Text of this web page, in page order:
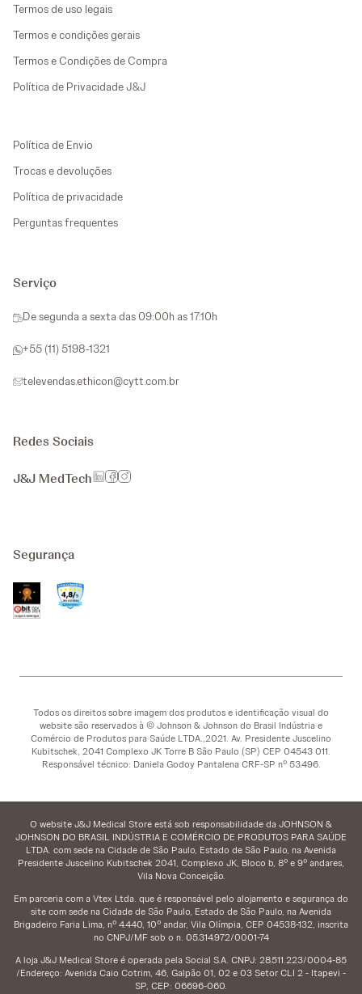
Termos de uso legais
Termos e condições gerais
Termos e Condições de Compra
Política de Privacidade J&J
Política de Envio
Trocas e devoluções
Política de privacidade
Perguntas frequentes
Serviço
De segunda a sexta das 09:00h as 17:10h
+55 (11) 5198-1321
televendas.ethicon@cytt.com.br
Redes Sociais
J&J MedTech
Segurança
Todos os direitos sobre imagem dos produtos e identificação visual do
website são reservados à © Johnson & Johnson do Brasil Indústria e
Comércio de Produtos para Saúde LTDA.,2021. Av. Presidente Juscelino
Kubitschek, 2041 Complexo JK Torre B São Paulo (SP) CEP 04543 011.
Responsável técnico: Daniela Godoy Pantalena CRF-SP nº 53.496.
O website J&J Medical Store está sob responsabilidade da JOHNSON &
JOHNSON DO BRASIL INDÚSTRIA E COMÉRCIO DE PRODUTOS PARA SAÚDE
LTDA. com sede na Cidade de São Paulo, Estado de São Paulo, na Avenida
Presidente Juscelino Kubitschek 2041, Complexo JK, Bloco b, 8º e 9º andares,
Vila Nova Conceição.
Em parceria com a Vtex Ltda. que é responsável pelo alojamento e segurança do
site com sede na Cidade de São Paulo, Estado de São Paulo, na Avenida
Brigadeiro Faria Lima, nº 4.440, 10º andar, Vila Olímpia, CEP 04538-132, inscrita
no CNPJ/MF sob o n. 05.314.972/0001-74
A loja J&J Medical Store é operada pela Social S.A. CNPJ: 28.511.223/0004-85
/Endereço: Avenida Caio Cotrim, 46, Galpão 01, 02 e 03 Setor CLI 2 - Itapevi -
SP, CEP: 06696-060.